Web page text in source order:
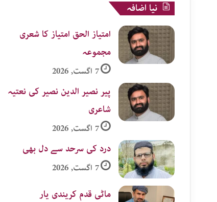
نیا اضافہ
امتیاز الحق امتیاز کا شعری
مجموعہ
7 اگست, 2026
پیر نصیر الدین نصیر کی نعتیہ
شاعری
7 اگست, 2026
درد کی سرحد سے دل بھی
7 اگست, 2026
ماٹی قدم کریندی یار